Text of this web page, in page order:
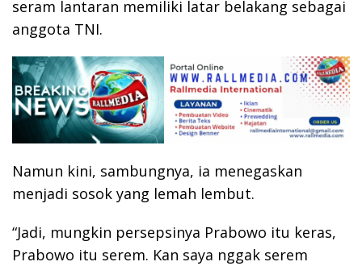
seram lantaran memiliki latar belakang sebagai
anggota TNI.
Namun kini, sambungnya, ia menegaskan
menjadi sosok yang lemah lembut.
“Jadi, mungkin persepsinya Prabowo itu keras,
Prabowo itu serem. Kan saya nggak serem